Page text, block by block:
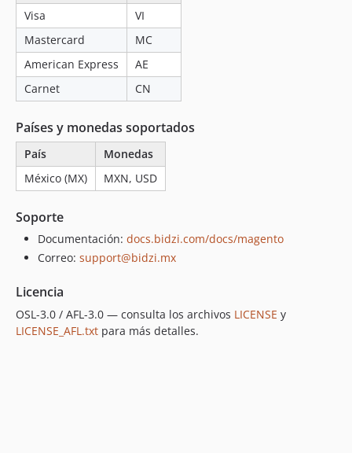
Visa
VI
Mastercard
MC
American Express
AE
Carnet
CN
Países y monedas soportados
País
Monedas
México (MX)
MXN, USD
Soporte
Documentación: docs.bidzi.com/docs/magento
Correo: support@bidzi.mx
Licencia
OSL-3.0 / AFL-3.0 — consulta los archivos LICENSE y
LICENSE_AFL.txt para más detalles.